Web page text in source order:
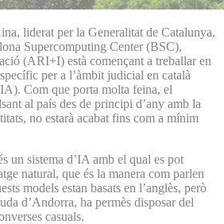
liderat per la Generalitat de Catalunya,
Supercomputing Center (BSC),
(ARI+I) està començant a treballar en
per a l’àmbit judicial en català
Com que porta molta feina, el
al país des de principi d’any amb la
no estarà acabat fins com a mínim
un sistema d’IA amb el qual es pot
natural, que és la manera com parlen
models estan basats en l’anglès, però
d’Andorra, ha permès disposar del
casuals.